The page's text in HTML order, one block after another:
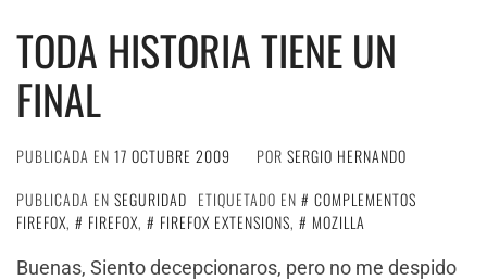
TODA HISTORIA TIENE UN
FINAL
PUBLICADA EN 17 OCTUBRE 2009 POR SERGIO HERNANDO
PUBLICADA EN SEGURIDAD ETIQUETADO EN
COMPLEMENTOS
FIREFOX, FIREFOX, FIREFOX EXTENSIONS,
MOZILLA
Buenas, Siento decepcionaros, pero no me despido